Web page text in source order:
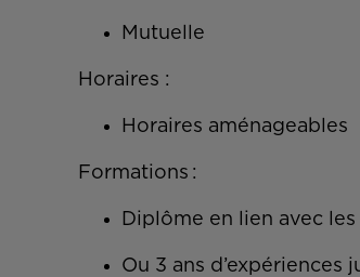
Mutuelle
Horaires :
Horaires aménageables
Formations :
Diplôme en lien avec
Ou 3 ans d’expériences